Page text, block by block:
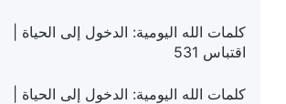
كلمات الله اليومية: الدخول إلى الحياة |
اقتباس 531
كلمات الله اليومية: الدخول إلى الحياة |